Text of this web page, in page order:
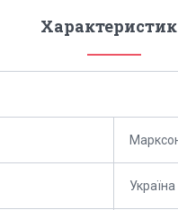
Україна